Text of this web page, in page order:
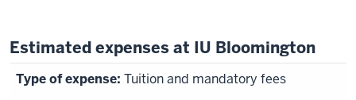
Estimated expenses at IU Bloomington
Tuition and mandatory fees